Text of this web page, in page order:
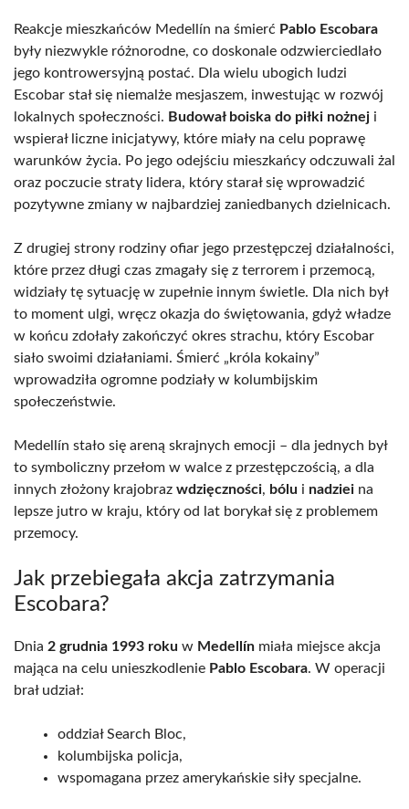
Reakcje mieszkańców Medellín na śmierć Pablo Escobara
były niezwykle różnorodne, co doskonale odzwierciedlało
jego kontrowersyjną postać. Dla wielu ubogich ludzi
Escobar stał się niemalże mesjaszem, inwestując w rozwój
lokalnych społeczności. Budował boiska do piłki nożnej i
wspierał liczne inicjatywy, które miały na celu poprawę
warunków życia. Po jego odejściu mieszkańcy odczuwali żal
oraz poczucie straty lidera, który starał się wprowadzić
pozytywne zmiany w najbardziej zaniedbanych dzielnicach.
Z drugiej strony rodziny ofiar jego przestępczej działalności,
które przez długi czas zmagały się z terrorem i przemocą,
widziały tę sytuację w zupełnie innym świetle. Dla nich był
to moment ulgi, wręcz okazja do świętowania, gdyż władze
w końcu zdołały zakończyć okres strachu, który Escobar
siało swoimi działaniami. Śmierć „króla kokainy”
wprowadziła ogromne podziały w kolumbijskim
społeczeństwie.
Medellín stało się areną skrajnych emocji – dla jednych był
to symboliczny przełom w walce z przestępczością, a dla
innych złożony krajobraz wdzięczności, bólu i nadziei na
lepsze jutro w kraju, który od lat borykał się z problemem
przemocy.
Jak przebiegała akcja zatrzymania
Escobara?
Dnia 2 grudnia 1993 roku w Medellín miała miejsce akcja
mająca na celu unieszkodlenie Pablo Escobara. W operacji
brał udział:
oddział Search Bloc,
kolumbijska policja,
wspomagana przez amerykańskie siły specjalne.